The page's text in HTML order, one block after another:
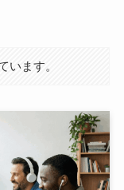
います。